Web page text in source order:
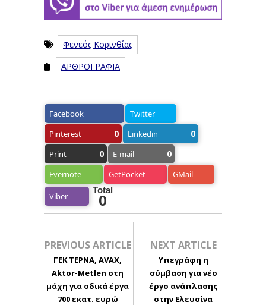
Φενεός Κορινθίας
ΑΡΘΡΟΓΡΑΦΙΑ
Facebook
Twitter
Pinterest
0 Linkedin 0
Print 0 E-mail 0
Evernote GetPocket GMail
Viber
Total
0
PREVIOUS ARTICLE
ΓΕΚ ΤΕΡΝΑ, AVAX,
Aktor-Metlen στη
μάχη για οδικά έργα
700 εκατ. ευρώ
NEXT ARTICLE
Υπεγράφη η
σύμβαση για νέο
έργο ανάπλασης
στην Ελευσίνα